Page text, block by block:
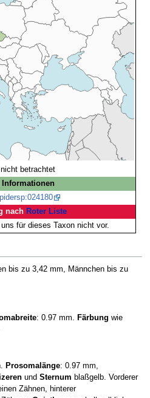
nicht betrachtet
Informationen
nach Roter Liste
für dieses Taxon nicht vor.
bis zu 3,42 mm, Männchen bis zu
: 0.97 mm. Färbung wie
Prosomalänge: 0.97 mm,
und Sternum blaßgelb. Vorderer
Zähnen, hinterer